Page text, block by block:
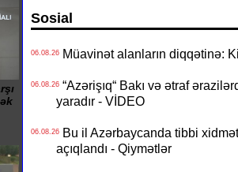
Sosial
06.08.26Müavinət alanların diqqətinə:
06.08.26“Azərişıq“ Bakı və ətraf
yaradır - VİDEO
06.08.26Bu il Azərbaycanda tibbi
açıqlandı - Qiymətlər